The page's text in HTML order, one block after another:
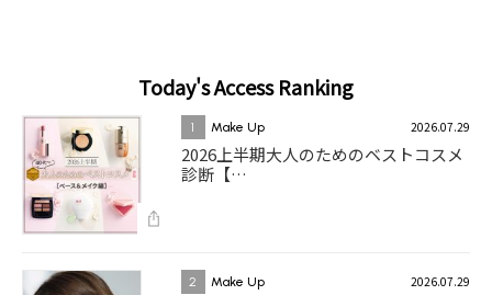
Today's Access Ranking
1 Make Up 2026.07.29
2026上半期大人のためのベストコスメ
診断【…
2 Make Up 2026.07.29